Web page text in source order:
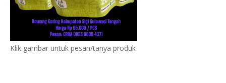
Klik gambar untuk pesan/tanya produk